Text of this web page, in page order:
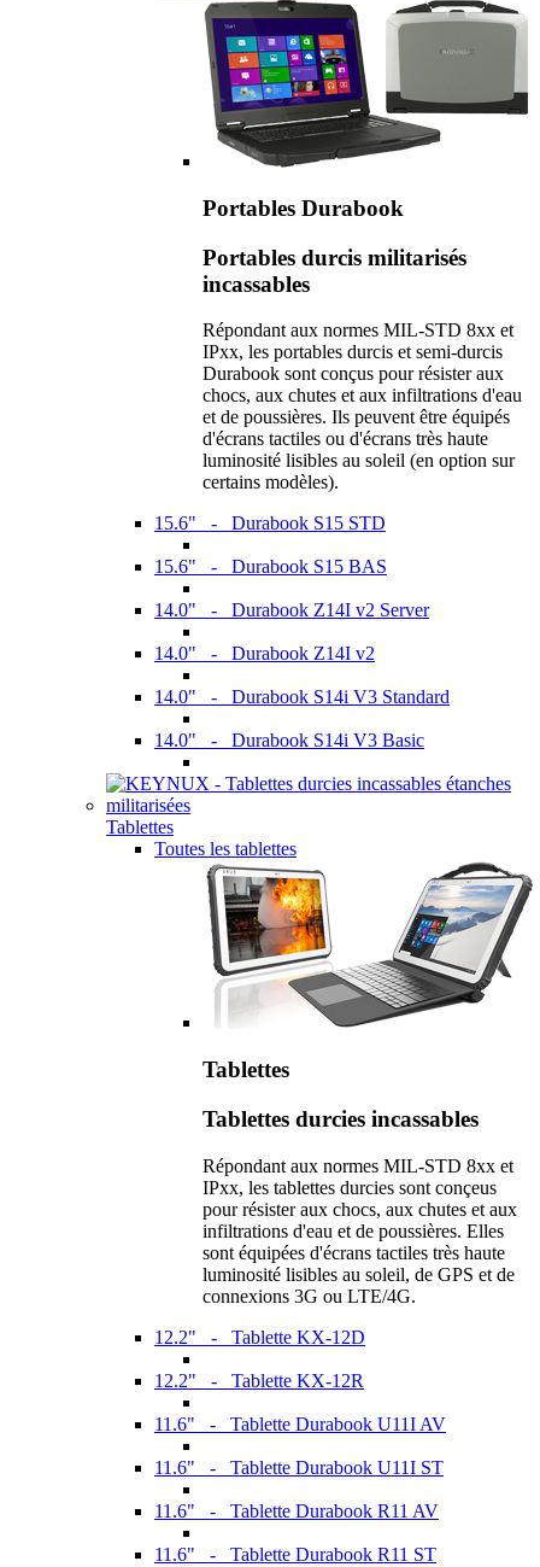
Portables Durabook
Portables durcis militarisés
incassables
Répondant aux normes MIL-STD 8xx et
IPxx, les portables durcis et semi-durcis
Durabook sont conçus pour résister aux
chocs, aux chutes et aux infiltrations d'eau
et de poussières. Ils peuvent être équipés
d'écrans tactiles ou d'écrans très haute
luminosité lisibles au soleil (en option sur
certains modèles).
15.6" - Durabook S15 STD
15.6" - Durabook S15 BAS
14.0" - Durabook Z14I v2 Server
14.0" - Durabook Z14I v2
14.0" - Durabook S14i V3 Standard
14.0" - Durabook S14i V3 Basic
Tablettes
Toutes les tablettes
Tablettes
Tablettes durcies incassables
Répondant aux normes MIL-STD 8xx et
IPxx, les tablettes durcies sont conçeus
pour résister aux chocs, aux chutes et aux
infiltrations d'eau et de poussières. Elles
sont équipées d'écrans tactiles très haute
luminosité lisibles au soleil, de GPS et de
connexions 3G ou LTE/4G.
12.2" - Tablette KX-12D
12.2" - Tablette KX-12R
11.6" - Tablette Durabook U11I AV
11.6" - Tablette Durabook U11I ST
11.6" - Tablette Durabook R11 AV
11.6" - Tablette Durabook R11 ST